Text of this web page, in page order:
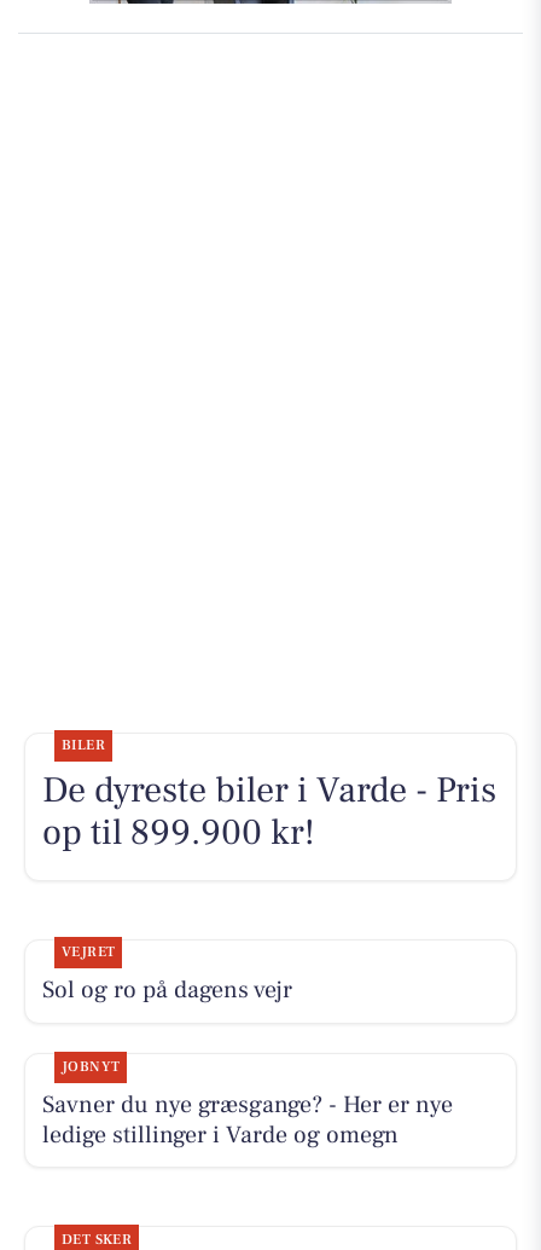
BILER
De dyreste biler i Varde - Pris
op til 899.900 kr!
VEJRET
Sol og ro på dagens vejr
JOBNYT
Savner du nye græsgange? - Her er nye
ledige stillinger i Varde og omegn
DET SKER